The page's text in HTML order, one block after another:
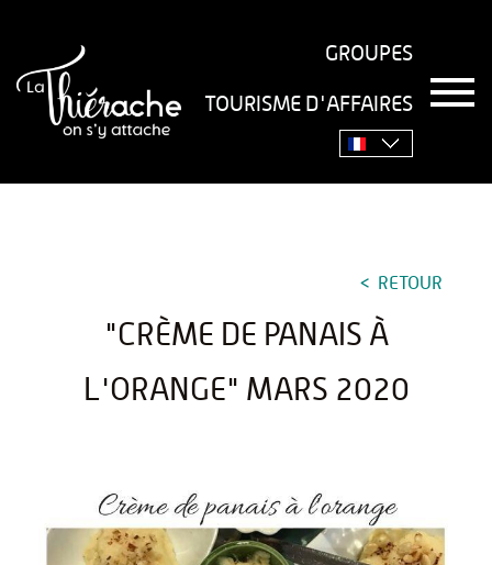
GROUPES
TOURISME D'AFFAIRES
T
o
Accueil› Séjourner Recettes›"Crème
RETOUR
"CRÈME DE PANAIS À
L'ORANGE" MARS 2020